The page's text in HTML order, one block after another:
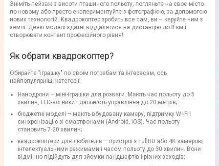
Зніміть пейзаж з висоти пташиного польоту, погляньте на своє місто
по новому або просто експериментуйте з фотографією, за допомогою
нових технологій. Квадрокоптер зробить все сам, ви – керуйте ним з
землі. Деякі моделі здатні віддалятися на дистанцію до 8 км і
створювати контент професійного рівня!
Як обрати квадрокоптер?
Обирайте "іграшку" по своїм потребам та інтересам, ось
найпопулярніші категорії:
Нанодрони – міні-іграшки для розваги. Мають час польоту до 5
хвилин, LED-вогники і дальність управління до 20 метрів;
бюджетні моделі – мають вбудовану камеру, підтримку Wi-Fi і
синхронізацію зі смартфонами (Android, iOS). Час польоту
становить 7-20 хвилин;
квадрокоптери для любителів – пристрої з FullHD або 4К камерою,
інтелектуальними режимами і часом польоту до 30 хвилин. Вони
відмінно підійдуть для зйомки ландшафтів і різних заходів;